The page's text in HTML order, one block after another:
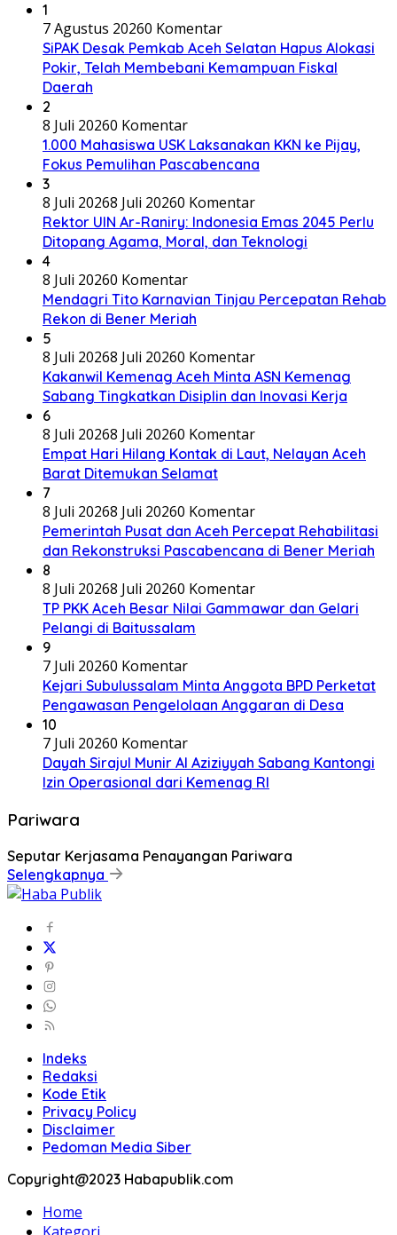
1
7 Agustus 20260 Komentar
SiPAK Desak Pemkab Aceh Selatan Hapus Alokasi
Pokir, Telah Membebani Kemampuan Fiskal
Daerah
2
8 Juli 20260 Komentar
1.000 Mahasiswa USK Laksanakan KKN ke Pijay,
Fokus Pemulihan Pascabencana
3
8 Juli 20268 Juli 20260 Komentar
Rektor UIN Ar-Raniry: Indonesia Emas 2045 Perlu
Ditopang Agama, Moral, dan Teknologi
4
8 Juli 20260 Komentar
Mendagri Tito Karnavian Tinjau Percepatan Rehab
Rekon di Bener Meriah
5
8 Juli 20268 Juli 20260 Komentar
Kakanwil Kemenag Aceh Minta ASN Kemenag
Sabang Tingkatkan Disiplin dan Inovasi Kerja
6
8 Juli 20268 Juli 20260 Komentar
Empat Hari Hilang Kontak di Laut, Nelayan Aceh
Barat Ditemukan Selamat
7
8 Juli 20268 Juli 20260 Komentar
Pemerintah Pusat dan Aceh Percepat Rehabilitasi
dan Rekonstruksi Pascabencana di Bener Meriah
8
8 Juli 20268 Juli 20260 Komentar
TP PKK Aceh Besar Nilai Gammawar dan Gelari
Pelangi di Baitussalam
9
7 Juli 20260 Komentar
Kejari Subulussalam Minta Anggota BPD Perketat
Pengawasan Pengelolaan Anggaran di Desa
10
7 Juli 20260 Komentar
Dayah Sirajul Munir Al Aziziyyah Sabang Kantongi
Izin Operasional dari Kemenag RI
Pariwara
Seputar Kerjasama Penayangan Pariwara
Selengkapnya
Indeks
Redaksi
Kode Etik
Privacy Policy
Disclaimer
Pedoman Media Siber
Copyright@2023 Habapublik.com
Home